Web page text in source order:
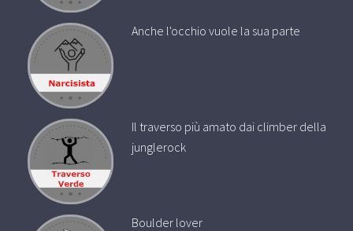
Anche l'occhio vuole la sua parte
Il traverso più amato dai climber della
junglerock
Boulder lover